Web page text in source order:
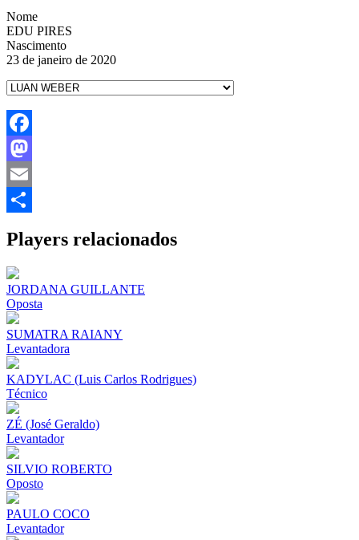
Nome
EDU PIRES
Nascimento
23 de janeiro de 2020
Facebook
Mastodon
Email
Players relacionados
JORDANA GUILLANTE
Oposta
SUMATRA RAIANY
Levantadora
KADYLAC (Luis Carlos Rodrigues)
Técnico
ZÉ (José Geraldo)
Levantador
SILVIO ROBERTO
Oposto
PAULO COCO
Levantador